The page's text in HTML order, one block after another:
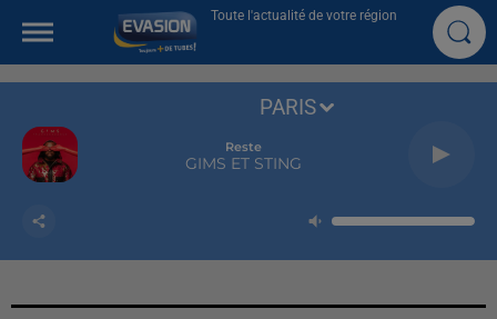
Toute l'actualité de votre région
Reste
GIMS ET STING
PARIS